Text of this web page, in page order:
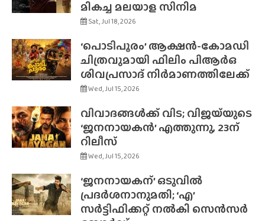
മികച്ച മലയാള സിനിമ
Sat, Jul 18, 2026
‘പൊടിപൂരം’ ആക്ഷൻ-കോമഡി
ചിത്രവുമായി ഫിലിം പിആർഒ
ശിവപ്രസാദ് നിർമാണത്തിലേക്ക്
Wed, Jul 15, 2026
വിവാദങ്ങൾക്ക് വിട; വിജയ്‌യുടെ
‘ജനനായകൻ’ എത്തുന്നു, 23ന്
റിലീസ്
Wed, Jul 15, 2026
‘ജനനായകന്’ ഒടുവിൽ
പ്രദർശനാനുമതി; ‘എ’
സർട്ടിഫിക്കറ്റ് നൽകി സെൻസർ